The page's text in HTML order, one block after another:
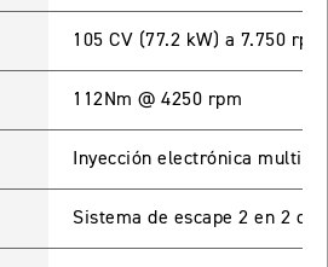
1200 RS
R
105 CV (77.2 kW) a 7.750 rpm
112Nm @ 4250 rpm
Inyección electrónica multi-
Sistema de escape 2 en 2